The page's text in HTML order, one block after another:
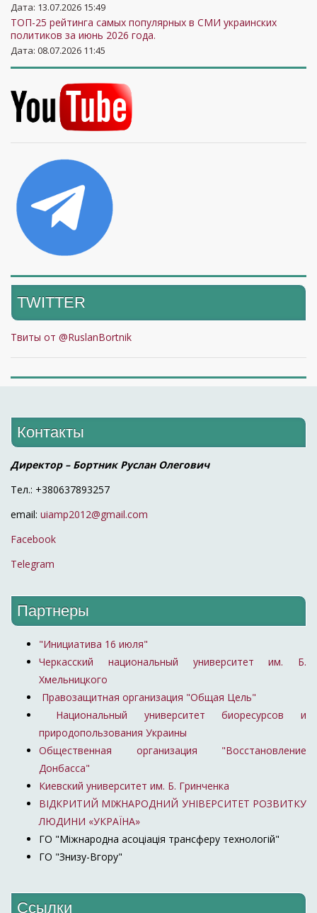
Дата: 13.07.2026 15:49
ТОП-25 рейтинга самых популярных в СМИ украинских
политиков за июнь 2026 года.
Дата: 08.07.2026 11:45
TWITTER
Твиты от @RuslanBortnik
Контакты
Директор – Бортник Руслан Олегович
Тел.: +380637893257
email: uiamp2012@gmail.com
Facebook
Telegram
Партнеры
"Инициатива 16 июля"
Черкасский национальный университет им. Б.
Хмельницкого
Правозащитная организация "Общая Цель"
Национальный университет биоресурсов и
природопользования Украины
Общественная организация "Восстановление
Донбасса"
Киевский университет им. Б. Гринченка
ВІДКРИТИЙ МІЖНАРОДНИЙ УНІВЕРСИТЕТ РОЗВИТКУ
ЛЮДИНИ «УКРАЇНА»
ГО "Міжнародна асоціація трансферу технологій"
ГО "Знизу-Вгору"
Ссылки